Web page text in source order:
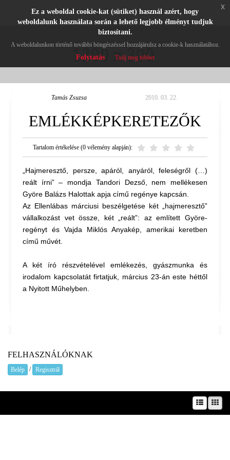
Tamás Zsuzsa 2010. 03. 22.
EMLÉKKÉPKERETEZŐK
Tartalom értékelése (0 vélemény alapján):
„Hajmeresztő, persze, apáról, anyáról, feleségről (…)
reált írni” – mondja Tandori Dezső, nem mellékesen
Györe Balázs Halottak apja című regénye kapcsán.
Az Ellenlábas márciusi beszélgetése két „hajmeresztő”
vállalkozást vet össze, két „reált”: az említett Györe-
regényt és Vajda Miklós Anyakép, amerikai keretben
című művét.
A két író részvételével emlékezés, gyászmunka és
irodalom kapcsolatát firtatjuk, március 23-án este héttől
a Nyitott Műhelyben.
FELHASZNÁLÓKNAK
Belép / Regisztrál
Ez a weboldal cookie-kat (sütiket) használ azért, hogy
weboldalunk használata során a lehető legjobb élményt tudjuk
biztosítani.
A weboldalunkon történő további böngészéssel hozzájárulsz a cookie-k használatához.
Folytatás Tudj meg többet
x